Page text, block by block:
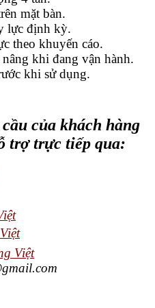
mặt bàn.
lực định kỳ.
theo khuyến cáo.
khi đang vận hành.
khi sử dụng.
của khách hàng
trợ trực tiếp qua:
Việt